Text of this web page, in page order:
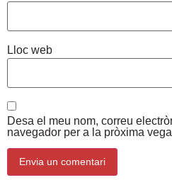
Lloc web
Desa el meu nom, correu
navegador per a la pròxima